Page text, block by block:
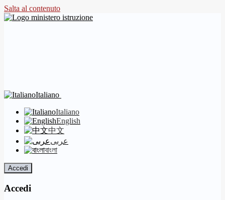
Salta al contenuto
Italiano
Italiano
English
中文
عربى
বাংলা
Accedi
Accedi